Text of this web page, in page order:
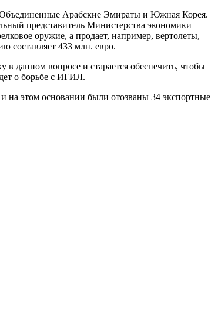
Объединенные Арабские Эмираты и Южная Корея.
представитель Министерства экономики
оружие, а продает, например, вертолеты,
составляет 433 млн. евро.
данном вопросе и старается обеспечить, чтобы
о борьбе с ИГИЛ.
и на этом основании были отозваны 34 экспортные